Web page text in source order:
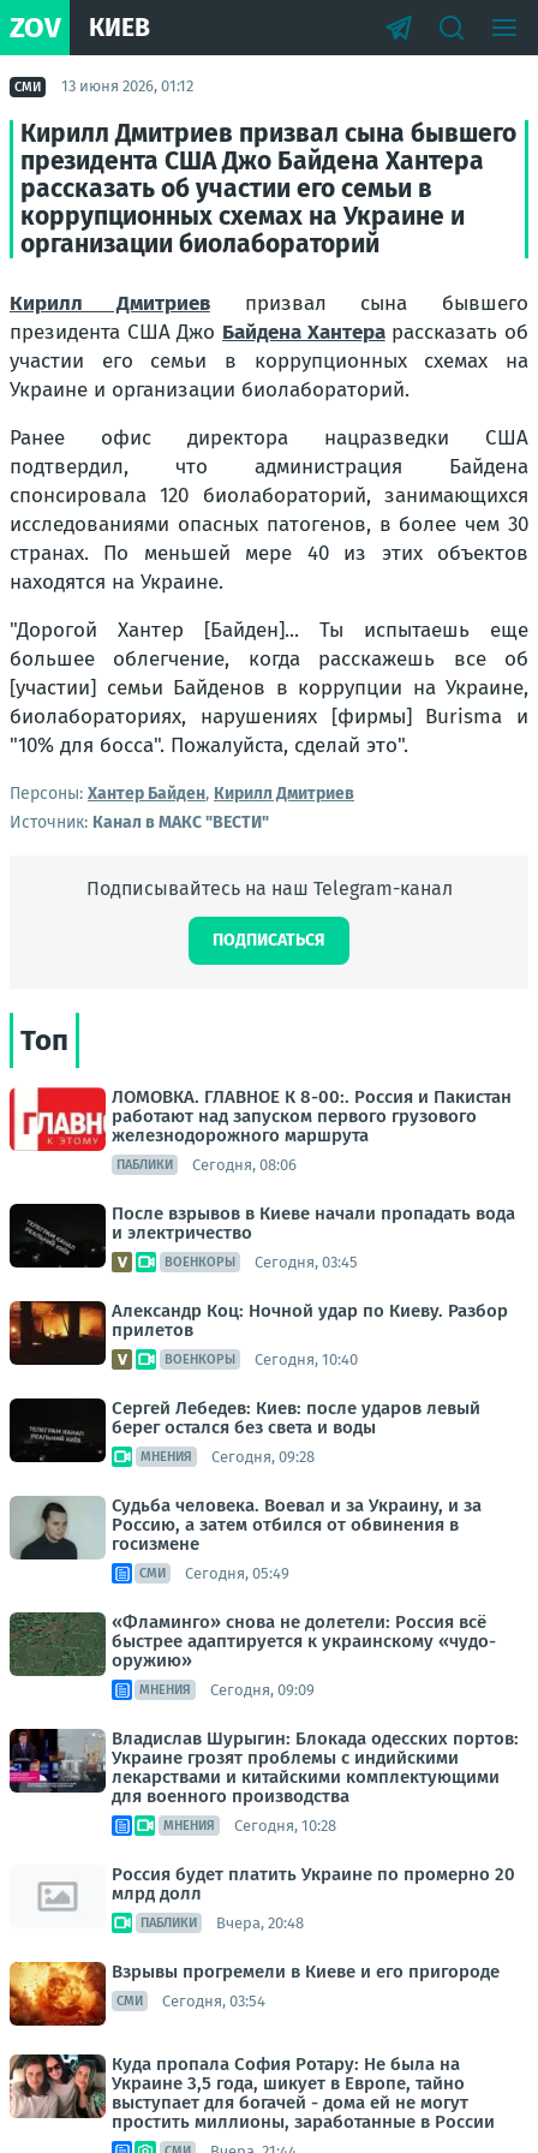
ZOV КИЕВ
СМИ 13 июня 2026, 01:12
Кирилл Дмитриев призвал сына бывшего
президента США Джо Байдена Хантера
рассказать об участии его семьи в
коррупционных схемах на Украине и
организации биолабораторий
Кирилл Дмитриевпризвал сына бывшего
президента США Джо Байдена Хантерарассказать об
участии его семьи в коррупционных схемах на
Украине и организации биолабораторий.
Ранее офис директора нацразведки США
подтвердил, что администрация Байдена
спонсировала 120 биолабораторий, занимающихся
исследованиями опасных патогенов, в более чем 30
странах. По меньшей мере 40 из этих объектов
находятся на Украине.
"Дорогой Хантер [Байден]... Ты испытаешь еще
большее облегчение, когда расскажешь все об
[участии] семьи Байденов в коррупции на Украине,
биолабораториях, нарушениях [фирмы] Burisma и
"10% для босса". Пожалуйста, сделай это".
Персоны: Хантер Байден, Кирилл Дмитриев
Источник: Канал в МАКС "ВЕСТИ"
Подписывайтесь на наш Telegram-канал
ПОДПИСАТЬСЯ
Топ
ЛОМОВКА. ГЛАВНОЕ К 8-00:. Россия и Пакистан
работают над запуском первого грузового
железнодорожного маршрута
ПАБЛИКИ Сегодня, 08:06
После взрывов в Киеве начали пропадать вода
и электричество
ВОЕНКОРЫ Сегодня, 03:45
Александр Коц: Ночной удар по Киеву. Разбор
прилетов
ВОЕНКОРЫ Сегодня, 10:40
Сергей Лебедев: Киев: после ударов левый
берег остался без света и воды
МНЕНИЯ Сегодня, 09:28
Судьба человека. Воевал и за Украину, и за
Россию, а затем отбился от обвинения в
госизмене
СМИ Сегодня, 05:49
«Фламинго» снова не долетели: Россия всё
быстрее адаптируется к украинскому «чудо-
оружию»
МНЕНИЯ Сегодня, 09:09
Владислав Шурыгин: Блокада одесских портов:
Украине грозят проблемы с индийскими
лекарствами и китайскими комплектующими
для военного производства
МНЕНИЯ Сегодня, 10:28
Россия будет платить Украине по промерно 20
млрд долл
ПАБЛИКИ Вчера, 20:48
Взрывы прогремели в Киеве и его пригороде
СМИ Сегодня, 03:54
Куда пропала София Ротару: Не была на
Украине 3,5 года, шикует в Европе, тайно
выступает для богачей - дома ей не могут
простить миллионы, заработанные в России